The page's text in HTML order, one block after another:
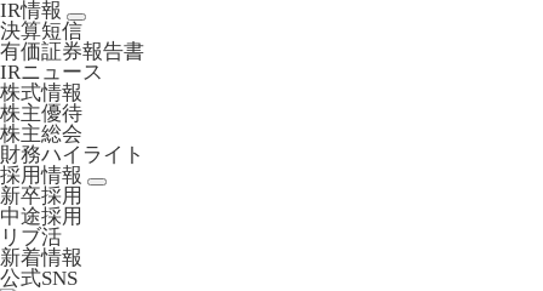
IR情報
決算短信
有価証券報告書
IRニュース
株式情報
株主優待
株主総会
財務ハイライト
採用情報
新卒採用
中途採用
リブ活
新着情報
公式SNS